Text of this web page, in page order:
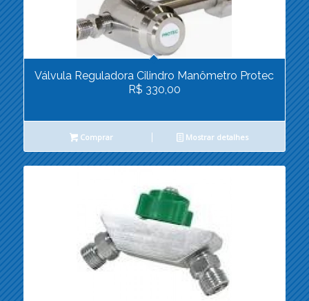
Válvula Reguladora Cilindro Manômetro Protec
R$ 330,00
Comprar Mostrar detalhes